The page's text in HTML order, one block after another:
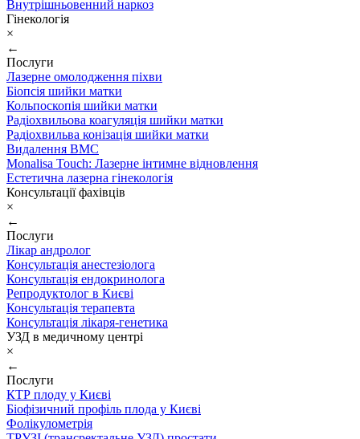
Внутрішньовенний наркоз
Гінекологія
×
←
Послуги
Лазерне омолодження піхви
Біопсія шийки матки
Кольпоскопія шийки матки
Радіохвильова коагуляція шийки матки
Радіохвильва конізація шийки матки
Видалення ВМС
Monalisa Touch: Лазерне інтимне відновлення
Естетична лазерна гінекологія
Консультації фахівців
×
←
Послуги
Лікар андролог
Консультація анестезіолога
Консультація ендокринолога
Репродуктолог в Києві
Консультація терапевта
Консультація лікаря-генетика
УЗД в медичному центрі
×
←
Послуги
КТР плоду у Києві
Біофізичний профіль плода у Києві
Фолікулометрія